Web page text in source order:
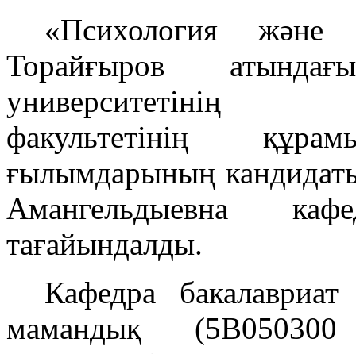
«Психология және
Торайғыров
университетінің
факультетінің
ғылымдарының
Амангельдыевна
тағайындалды.
Кафедра
мамандық